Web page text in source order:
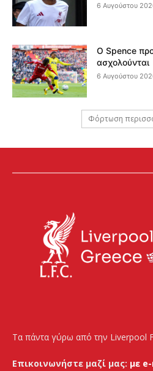
6 Αυγούστου
Ο Spence
ασχολούνται
6 Αυγούστου
Φόρτωση
Τα πάντα γύρω από την Liverpool
Επικοινωνήστε μαζί μας: με